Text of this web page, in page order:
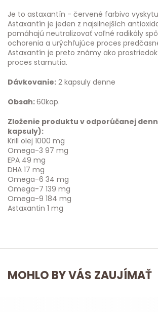
Je to astaxantín - červené farbivo
Astaxantín je jeden z najsilnejších
pomáhajú neutralizovať voľné radikály
ochorenia a urýchľujúce proces
Astaxantín je preto známy ako
proces starnutia.
Dávkovanie: 2 kapsuly denne
Obsah:60kap.
Zloženie produktu v odporúčanej
kapsuly):
Krill olej 1000 mg
Omega-3 97 mg
EPA 49 mg
DHA 17 mg
Omega-6 34 mg
Omega-7 139 mg
Omega-9 184 mg
Astaxantin 1 mg
MOHLO BY VÁS ZAUJÍMAŤ